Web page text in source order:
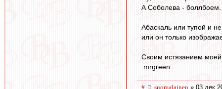
А Соболева - боллбоем.
Абаскаль или тупой и
или он только
Своим истязанием
:mrgreen:
# suomalainen » 03 дек